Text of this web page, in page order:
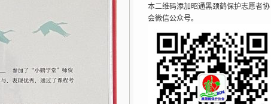
本二维码添加昭通黑颈鹤保护志愿者协
会微信公众号。